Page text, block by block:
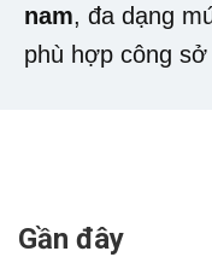
nam, đa dạng
phù hợp công
Gần đây